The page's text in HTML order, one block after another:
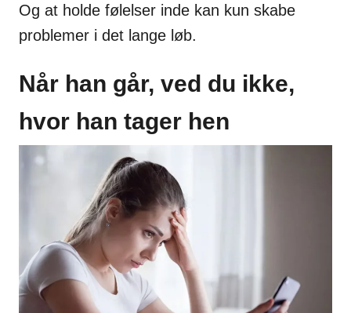
Og at holde følelser inde kan kun skabe
problemer i det lange løb.
Når han går, ved du ikke,
hvor han tager hen